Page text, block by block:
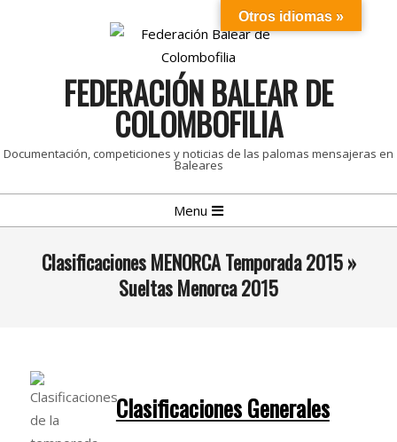
FEDERACIÓN BALEAR DE
COLOMBOFILIA
Documentación, competiciones y noticias de las palomas mensajeras en
Baleares
Navigation
Menu
Clasificaciones MENORCA Temporada 2015 »
Sueltas Menorca 2015
Clasificaciones Generales
Otros idiomas »